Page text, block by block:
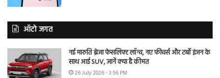
ऑटो जगत
नई मारुति ब्रेजा फेसलिफ्ट लॉन्च, नए फीचर्स और टर्बो इंजन के
साथ आई SUV, जानें क्या है कीमत
26 July 2026 - 3:56 PM